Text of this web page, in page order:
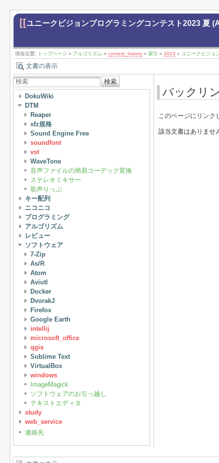
[[ユニークビジョンプログラミングコンテスト2023 夏
現在位置: トップページ » アルゴリズム » contest_history » 索引 » 2023 » ユニークビジョ
文書の表示
検索
DokuWiki
DTM
Reaper
sfz規格
Sound Engine Free
soundfont
vst
WaveTone
音声ファイルの簡易コーデック変換
ステレオミキサー
歌声りっぷ
キー配列
ニコニコ
プログラミング
アルゴリズム
レビュー
ソフトウェア
7-Zip
As/R
Atom
Aviutl
Docker
DvorakJ
Firefox
Google Earth
intellij
microsoft_office
qgis
Sublime Text
VirtualBox
windows
ImageMagick
ソフトウェアのお引っ越し
テキストエディタ
study
web_service
連絡先
バックリ
このページにリンク
該当文書はありませ